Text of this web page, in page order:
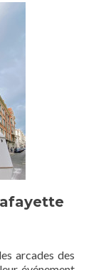
arcades des